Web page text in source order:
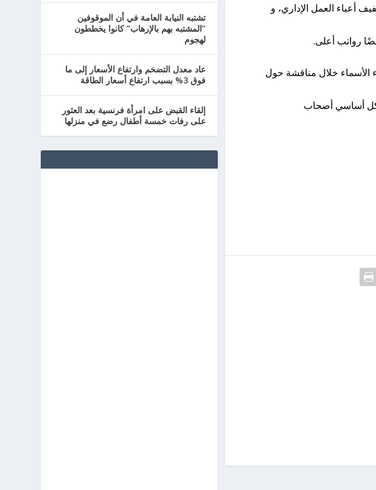
أعباء العمل الإداري، و
رواتب أعلى.
الأسماء خلال مناقشة حول
أساسي أصحاب
تشتبه النيابة العامة في أن الموقوفين
“المشتبه بهم بالإرهاب” كانوا يخططون
لهجوم
عاد معدل التضخم وارتفاع الأسعار إلى ما
فوق 3% بسبب ارتفاع أسعار الطاقة
إلقاء القبض على امرأة فرنسية بعد العثور
على رفات خمسة أطفال رضع في منزلها